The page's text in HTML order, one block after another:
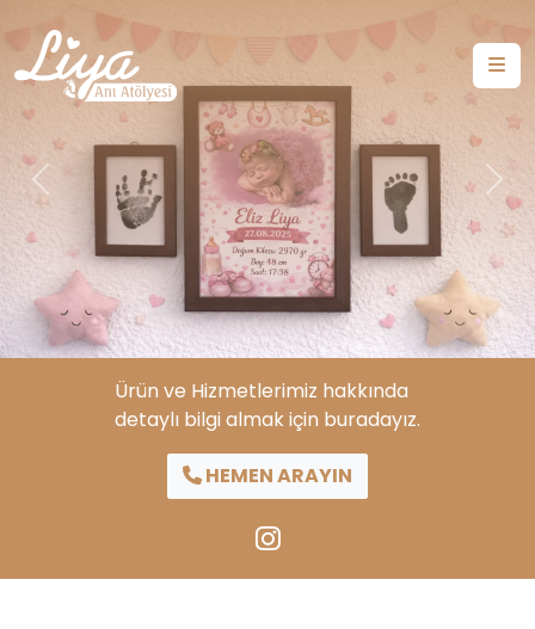
Previous Next
Ürün ve Hizmetlerimiz hakkında
detaylı bilgi almak için buradayız.
HEMEN ARAYIN